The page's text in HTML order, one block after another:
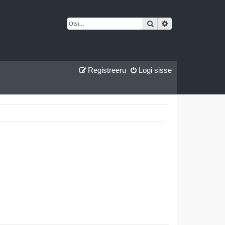
Otsi
Logi sisse
Registreeru